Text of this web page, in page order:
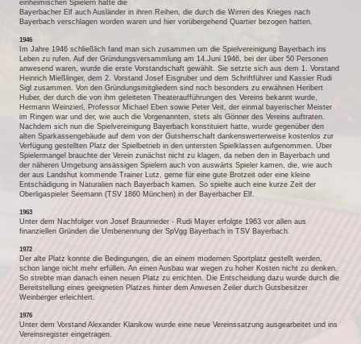
einheimischen Spielern hatte die
Bayerbacher Elf auch Ausländer in ihren Reihen, die durch die Wirren des Krieges nach
Bayerbach verschlagen worden waren und hier vorübergehend Quartier bezogen hatten.
1946
Im Jahre 1946 schließlich fand man sich zusammen um die Spielvereinigung Bayerbach ins
Leben zu rufen. Auf der Gründungsversammlung am 14.Juni 1946, bei der über 50 Personen
anwesend waren, wurde die erste Vorstandschaft gewählt. Sie setzte sich aus dem 1. Vorstand
Heinrich Mießlinger, dem 2. Vorstand Josef Eisgruber und dem Schriftführer und Kassier Rudi
Sigl zusammen. Von den Gründungsmitgliedern sind noch besonders zu erwähnen Heribert
Huber, der durch die von ihm geleiteten Theateraufführungen des Vereins bekannt wurde,
Hermann Weinzierl, Professor Michael Eben sowie Peter Veit, der einmal bayerischer Meister
im Ringen war und der, wie auch die Vorgenannten, stets als Gönner des Vereins auftraten.
Nachdem sich nun die Spielvereinigung Bayerbach konstituiert hatte, wurde gegenüber den
alten Sparkassengebäude auf dem von der Gutsherrschaft dankenswerterweise kostenlos zur
Verfügung gestellten Platz der Spielbetrieb in den untersten Spielklassen aufgenommen. Über
Spielermangel brauchte der Verein zunächst nicht zu klagen, da neben den in Bayerbach und
der näheren Umgebung ansässigen Spielern auch von auswärts Spieler kamen, die, wie auch
der aus Landshut kommende Trainer Lutz, gerne für eine gute Brotzeit oder eine kleine
Entschädigung in Naturalien nach Bayerbach kamen. So spielte auch eine kurze Zeit der
Oberligaspieler Seemann (TSV 1860 München) in der Bayerbacher Elf.
1963
Unter dem Nachfolger von Josef Braunrieder - Rudi Mayer erfolgte 1963 vor allen aus
finanziellen Gründen die Umbenennung der SpVgg Bayerbach in TSV Bayerbach.
1972
Der alte Platz konnte die Bedingungen, die an einem modernen Sportplatz gestellt werden,
schon lange nicht mehr erfüllen. An einen Ausbau war wegen zu hoher Kosten nicht zu denken.
So strebte man danach einen neuen Platz zu errichten. Die Entscheidung dazu wurde durch die
Bereitstellung eines geeigneten Platzes hinter dem Anwesen Zeiler durch Gutsbesitzer
Weinberger erleichtert.
1976
Unter dem Vorstand Alexander Klanikow wurde eine neue Vereinssatzung ausgearbeitet und ins
Vereinsregister eingetragen.